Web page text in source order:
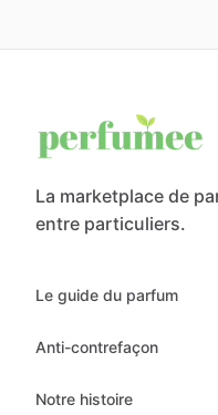
La marketplace de
entre particuliers.
Le guide du parfum
Anti-contrefaçon
Notre histoire